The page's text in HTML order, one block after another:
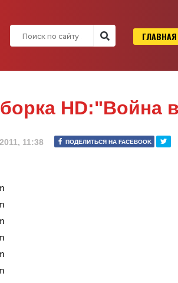
ГЛАВНАЯ
HD:"Война
11:38 ПОДЕЛИТЬСЯ НА FACEBOOK